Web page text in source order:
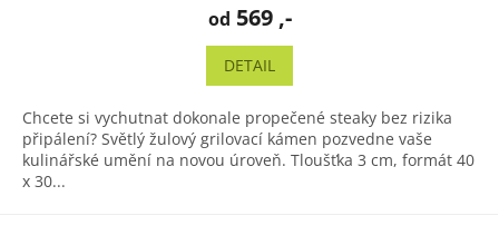
hvězdiček.
od 569 ,-
DETAIL
Chcete si vychutnat dokonale propečené steaky bez rizika
připálení? Světlý žulový grilovací kámen pozvedne vaše
kulinářské umění na novou úroveň. Tloušťka 3 cm, formát 40
x 30...